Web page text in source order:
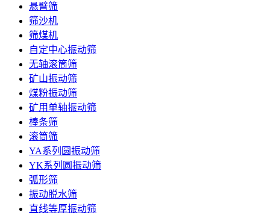
悬臂筛
筛沙机
筛煤机
自定中心振动筛
无轴滚筒筛
矿山振动筛
煤粉振动筛
矿用单轴振动筛
棒条筛
滚筒筛
YA系列圆振动筛
YK系列圆振动筛
弧形筛
振动脱水筛
直线等厚振动筛